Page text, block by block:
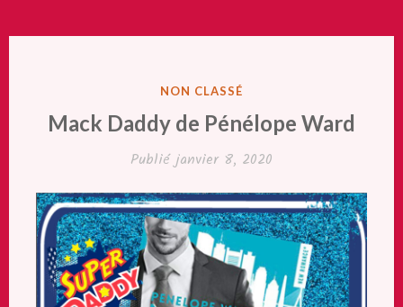
PUBLIÉ
NON CLASSÉ
Mack Daddy de Pénélope Ward
Publié janvier 8, 2020